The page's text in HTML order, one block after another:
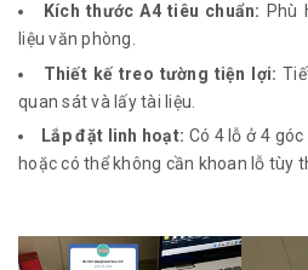
Kích thước A4 tiêu chuẩn: Phù
liệu văn phòng.
Thiết kế treo tường tiện lợi:
quan sát và lấy tài liệu.
Lắp đặt linh hoạt: Có 4 lỗ ở 4
hoặc có thể không cần khoan lỗ tùy